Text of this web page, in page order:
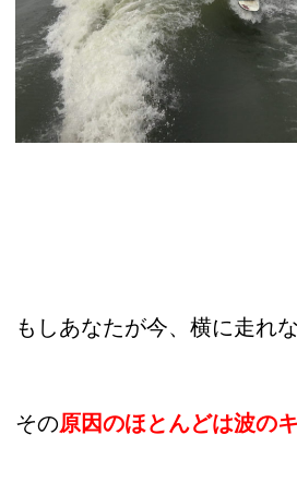
もしあなたが今、横に走れ
その原因のほとんどは波の